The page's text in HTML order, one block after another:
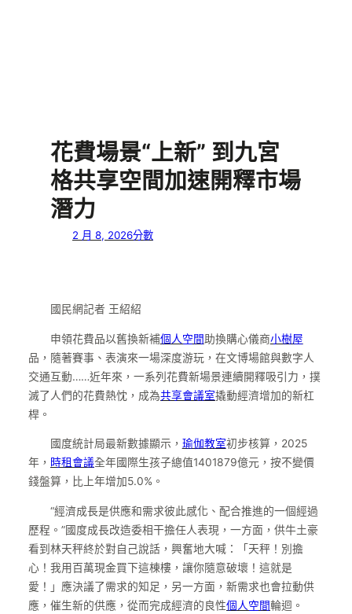
花費場景“上新” 到九宮
格共享空間加速開釋市場
潛力
2 月 8, 2026分數
國民網記者 王紹紹
申領花費品以舊換新補個人空間 助換購心儀商小樹屋
品，隨著賽事、表演來一場深度游玩，在文博場館與數字人
交通互動……近年來，一系列花費新場景連續開釋吸引力，撲
滅了人們的花費熱忱，成為共享會議室撬動經濟增加的新杠
桿。
國度統計局最新數據顯示， 瑜伽教室初步核算，2025
年， 時租會議全年國際生孩子總值1401879億元，按不變價
錢盤算，比上年增加5.0%。
“經濟成長是供應和需求彼此感化、配合推進的一個經過
歷程。”國度成長改造委相干擔任人表現，一方面，供牛土豪
看到林天秤終於對自己說話，興奮地大喊：「天秤！別擔
心！我用百萬現金買下這棟樓，讓你隨意破壞！這就是
愛！」應決議了需求的知足，另一方面，新需求也會拉動供
應，催生新的供應，從而完成經濟的良性個人空間輪迴。